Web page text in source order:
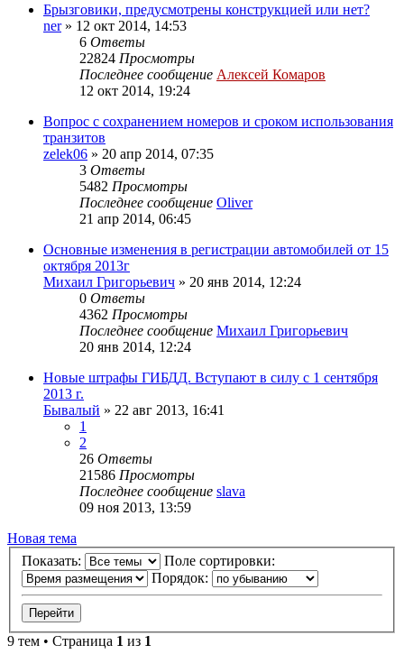
Брызговики, предусмотрены конструкцией или нет?
ner» 12 окт 2014, 14:53
6 Ответы
22824 Просмотры
Последнее сообщение Алексей Комаров
12 окт 2014, 19:24
Вопрос с сохранением номеров и сроком использования
транзитов
zelek06 » 20 апр 2014, 07:35
3 Ответы
5482 Просмотры
Последнее сообщение Oliver
21 апр 2014, 06:45
Основные изменения в регистрации автомобилей от 15
октября 2013г
Михаил Григорьевич » 20 янв 2014, 12:24
0 Ответы
4362 Просмотры
Последнее сообщение Михаил Григорьевич
20 янв 2014, 12:24
Новые штрафы ГИБДД. Вступают в силу с 1 сентября
2013 г.
Бывалый » 22 авг 2013, 16:41
1
2
26 Ответы
21586 Просмотры
Последнее сообщение slava
09 ноя 2013, 13:59
Новая тема
Показать:
Поле сортировки:
Порядок:
9 тем • Страница 1 из 1